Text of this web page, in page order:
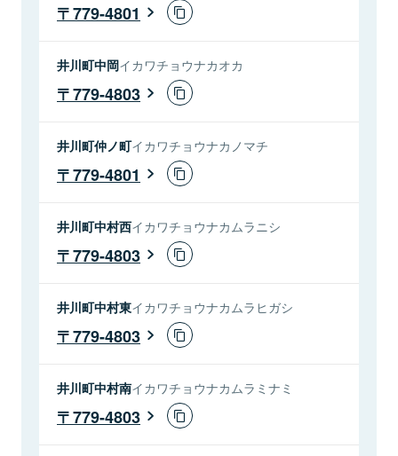
779-4801
井川町中岡イカワチョウナカオカ
779-4803
井川町仲ノ町イカワチョウナカノマチ
779-4801
井川町中村西イカワチョウナカムラニシ
779-4803
井川町中村東イカワチョウナカムラヒガシ
779-4803
井川町中村南イカワチョウナカムラミナミ
779-4803